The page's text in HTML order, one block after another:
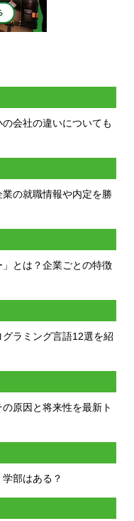
会社の違いについても
の就職情報や内定を勝
とは？企業ごとの特徴
ラミング言語12選を紹
原因と将来性を最新ト
部はある？